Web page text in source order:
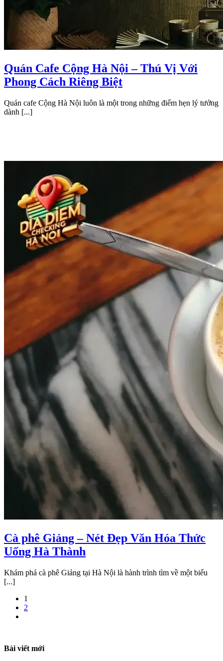
Quán Cafe Cộng Hà Nội – Thú Vị Với
Phong Cách Riêng Biệt
Quán cafe Cộng Hà Nội luôn là một trong những điểm hẹn lý tưởng
dành [...]
Cà phê Giảng – Nét Đẹp Văn Hóa Thức
Uống Hà Thành
Khám phá cà phê Giảng tại Hà Nội là hành trình tìm về một biểu
[...]
1
2
Bài viết mới